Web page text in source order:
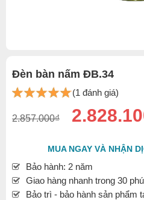
Đèn bàn nấm ĐB.34
(1 đánh giá)
2.857.000₫
MUA NGAY VÀ NHẬN
Bảo hành: 2 năm
Giao hàng nhanh trong 30
Bảo trì - bảo hành sản phẩm